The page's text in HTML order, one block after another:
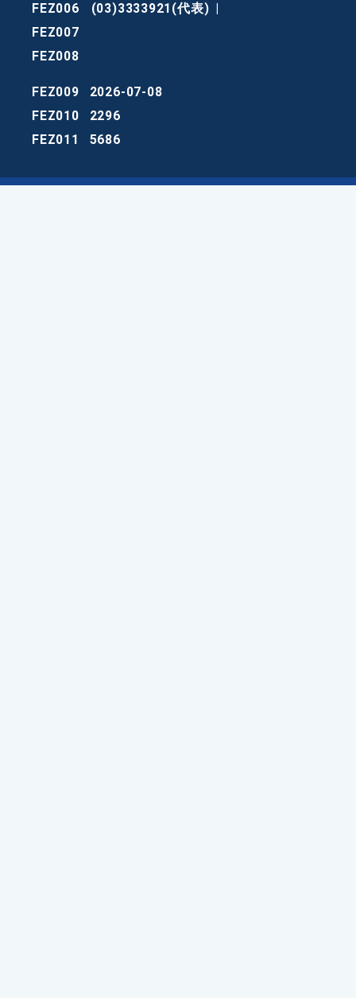
FEZ006
(03)3333921(代表)
FEZ007
FEZ008
FEZ009
2026-07-08
FEZ010
2296
FEZ011
5686